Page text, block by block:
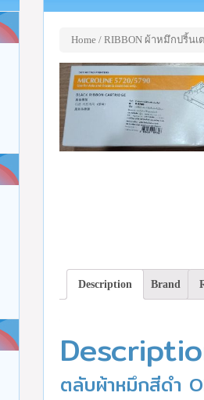
Home / RIBBON ผ้าหมึกปริ้นเ
Description Brand
ตลับผ้าหมึกสีดำ